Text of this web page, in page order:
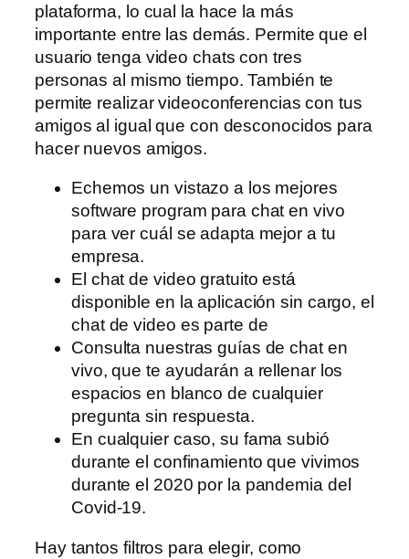
plataforma, lo cual la hace la más
importante entre las demás. Permite que el
usuario tenga video chats con tres
personas al mismo tiempo. También te
permite realizar videoconferencias con tus
amigos al igual que con desconocidos para
hacer nuevos amigos.
Echemos un vistazo a los mejores
software program para chat en vivo
para ver cuál se adapta mejor a tu
empresa.
El chat de video gratuito está
disponible en la aplicación sin cargo, el
chat de video es parte de
Consulta nuestras guías de chat en
vivo, que te ayudarán a rellenar los
espacios en blanco de cualquier
pregunta sin respuesta.
En cualquier caso, su fama subió
durante el confinamiento que vivimos
durante el 2020 por la pandemia del
Covid-19.
Hay tantos filtros para elegir, como